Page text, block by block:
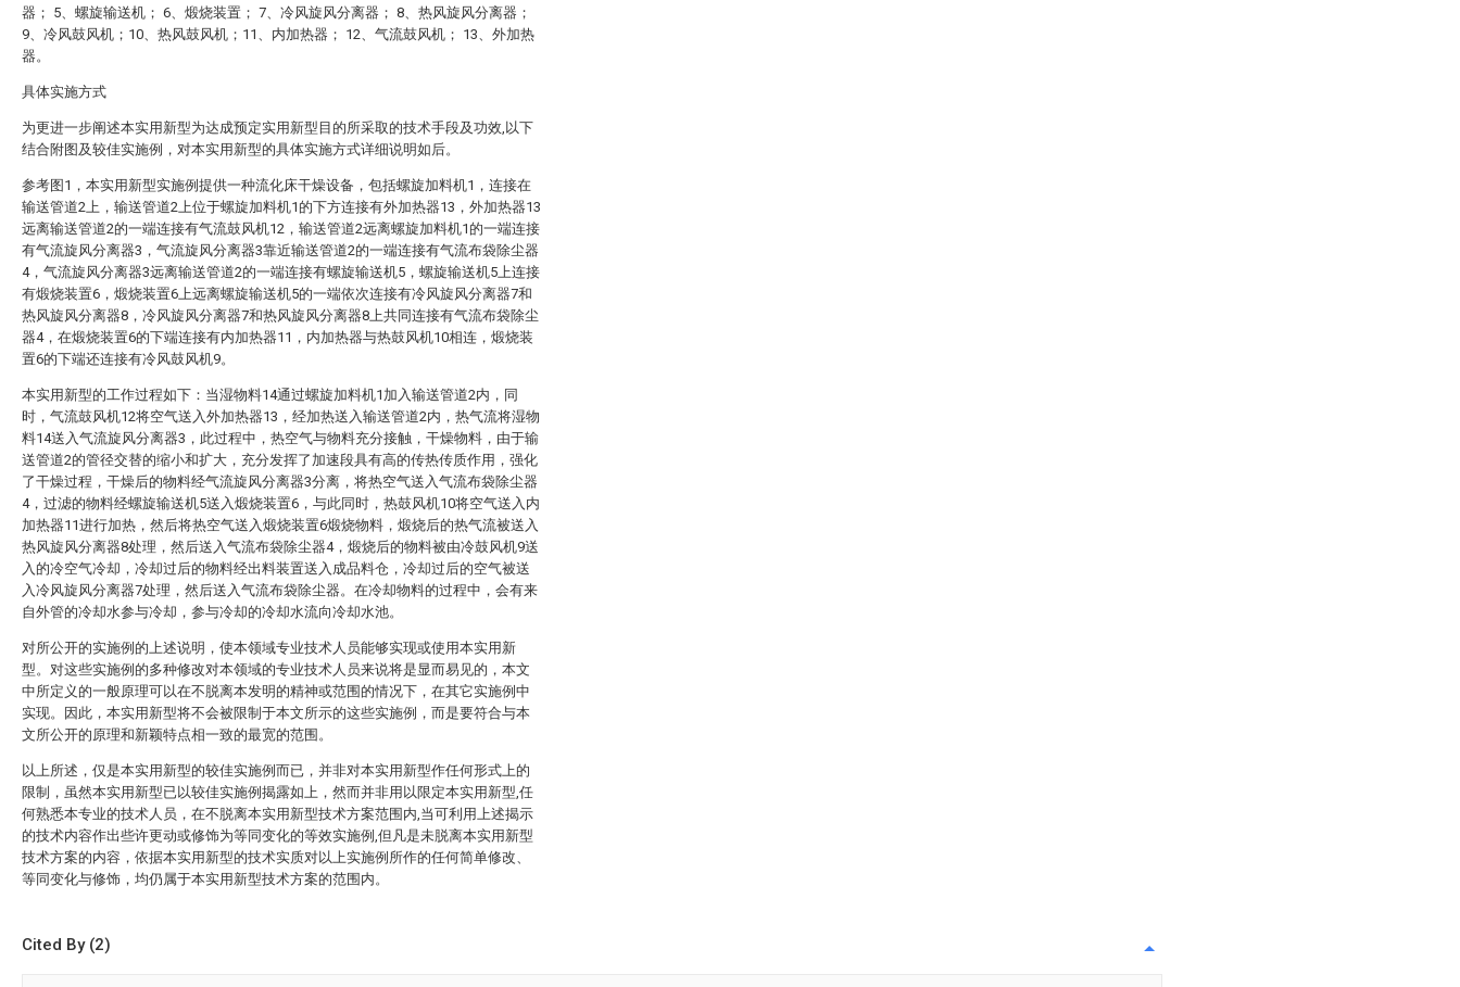
器； 5、螺旋输送机； 6、煅烧装置； 7、冷风旋风分离器； 8、热风旋风分离器；
9、冷风鼓风机；10、热风鼓风机；11、内加热器； 12、气流鼓风机； 13、外加热
器。
具体实施方式
为更进一步阐述本实用新型为达成预定实用新型目的所采取的技术手段及功效,以下
结合附图及较佳实施例，对本实用新型的具体实施方式详细说明如后。
参考图1，本实用新型实施例提供一种流化床干燥设备，包括螺旋加料机1，连接在
输送管道2上，输送管道2上位于螺旋加料机1的下方连接有外加热器13，外加热器13
远离输送管道2的一端连接有气流鼓风机12，输送管道2远离螺旋加料机1的一端连接
有气流旋风分离器3，气流旋风分离器3靠近输送管道2的一端连接有气流布袋除尘器
4，气流旋风分离器3远离输送管道2的一端连接有螺旋输送机5，螺旋输送机5上连接
有煅烧装置6，煅烧装置6上远离螺旋输送机5的一端依次连接有冷风旋风分离器7和
热风旋风分离器8，冷风旋风分离器7和热风旋风分离器8上共同连接有气流布袋除尘
器4，在煅烧装置6的下端连接有内加热器11，内加热器与热鼓风机10相连，煅烧装
置6的下端还连接有冷风鼓风机9。
本实用新型的工作过程如下：当湿物料14通过螺旋加料机1加入输送管道2内，同
时，气流鼓风机12将空气送入外加热器13，经加热送入输送管道2内，热气流将湿物
料14送入气流旋风分离器3，此过程中，热空气与物料充分接触，干燥物料，由于输
送管道2的管径交替的缩小和扩大，充分发挥了加速段具有高的传热传质作用，强化
了干燥过程，干燥后的物料经气流旋风分离器3分离，将热空气送入气流布袋除尘器
4，过滤的物料经螺旋输送机5送入煅烧装置6，与此同时，热鼓风机10将空气送入内
加热器11进行加热，然后将热空气送入煅烧装置6煅烧物料，煅烧后的热气流被送入
热风旋风分离器8处理，然后送入气流布袋除尘器4，煅烧后的物料被由冷鼓风机9送
入的冷空气冷却，冷却过后的物料经出料装置送入成品料仓，冷却过后的空气被送
入冷风旋风分离器7处理，然后送入气流布袋除尘器。在冷却物料的过程中，会有来
自外管的冷却水参与冷却，参与冷却的冷却水流向冷却水池。
对所公开的实施例的上述说明，使本领域专业技术人员能够实现或使用本实用新
型。对这些实施例的多种修改对本领域的专业技术人员来说将是显而易见的，本文
中所定义的一般原理可以在不脱离本发明的精神或范围的情况下，在其它实施例中
实现。因此，本实用新型将不会被限制于本文所示的这些实施例，而是要符合与本
文所公开的原理和新颖特点相一致的最宽的范围。
以上所述，仅是本实用新型的较佳实施例而已，并非对本实用新型作任何形式上的
限制，虽然本实用新型已以较佳实施例揭露如上，然而并非用以限定本实用新型,任
何熟悉本专业的技术人员，在不脱离本实用新型技术方案范围内,当可利用上述揭示
的技术内容作出些许更动或修饰为等同变化的等效实施例,但凡是未脱离本实用新型
技术方案的内容，依据本实用新型的技术实质对以上实施例所作的任何简单修改、
等同变化与修饰，均仍属于本实用新型技术方案的范围内。
Cited By (2)